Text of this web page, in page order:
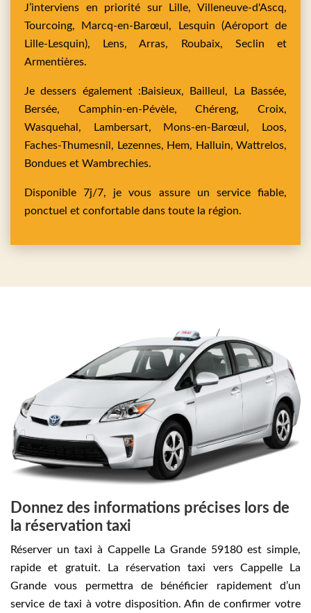
J’interviens en priorité surLille,Villeneuve-d'Ascq,
Tourcoing,
Marcq-en-Barœul, Lesquin (Aéroport de
Lille-Lesquin), Lens,Arras, Roubaix, Seclin et
Armentières.
Je dessers également : Baisieux, Bailleul,
La Bassée,
Bersée, Camphin-en-Pévèle,Chéreng,Croix,
Wasquehal,
Lambersart, Mons-en-Barœul,
Loos,
Faches-Thumesnil, Lezennes, Hem, Halluin, Wattrelos,
Bondues et Wambrechies.
Disponible 7j/7, je vous assure un service fiable,
ponctuel et confortable dans toute la région.
Donnez des informations précises lors de
la réservation taxi
Réserver un taxi à Cappelle La Grande 59180 est simple,
rapide et gratuit. La réservation taxi vers Cappelle La
Grande vous permettra de bénéficier rapidement d’un
service de taxi à votre disposition. Afin de confirmer votre